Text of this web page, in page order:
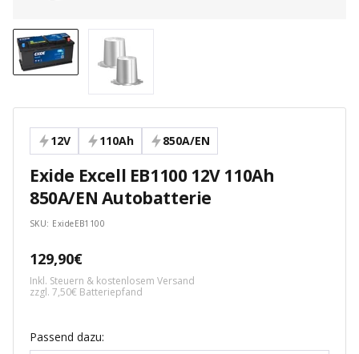
12V 110Ah 850A/EN
Exide Excell EB1100 12V 110Ah
850A/EN Autobatterie
SKU: ExideEB1100
Angebotspreis
129,90€
Inkl. Steuern & kostenlosem Versand
zzgl. 7,50€ Batteriepfand
Passend dazu: